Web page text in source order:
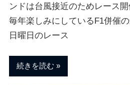
ンドは台風接近のためレース
毎年楽しみにしているF1併催
日曜日のレース
続きを読む